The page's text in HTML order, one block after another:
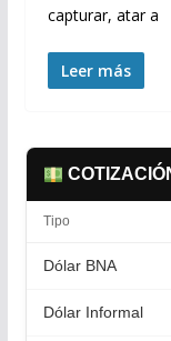
capturar, atar a
Leer más
Tipo
Dólar BNA
Dólar Informal